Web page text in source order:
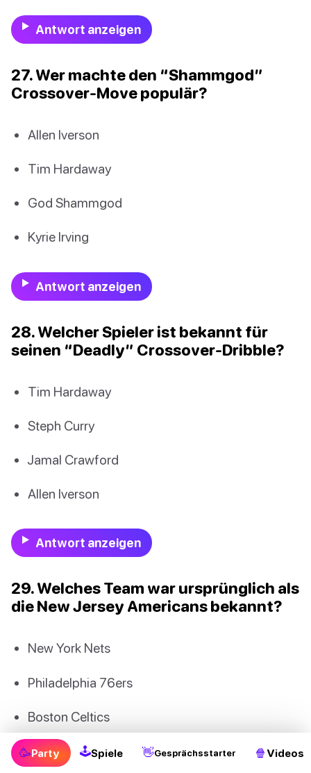
Antwort anzeigen
27. Wer machte den “Shammgod”
Crossover-Move populär?
Allen Iverson
Tim Hardaway
God Shammgod
Kyrie Irving
Antwort anzeigen
28. Welcher Spieler ist bekannt für
seinen “Deadly” Crossover-Dribble?
Tim Hardaway
Steph Curry
Jamal Crawford
Allen Iverson
Antwort anzeigen
29. Welches Team war ursprünglich als
die New Jersey Americans bekannt?
New York Nets
Philadelphia 76ers
Boston Celtics
Brooklyn Nets
🥳Party 🕹Spiele 👋Gesprächsstarter 🍿 Videos